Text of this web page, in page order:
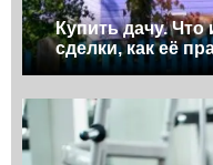
Купить дачу. Что
сделки, как её